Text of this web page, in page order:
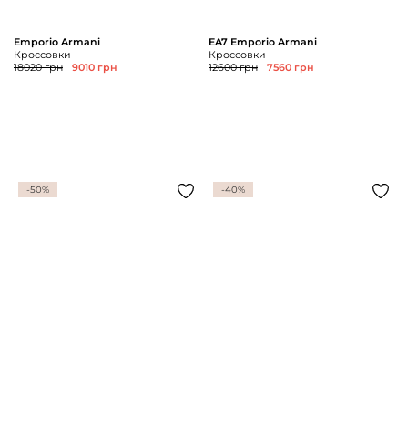
Emporio Armani
Кроссовки
18020 грн
9010 грн
EA7 Emporio Armani
Кроссовки
12600 грн
7560 грн
-50% -40%